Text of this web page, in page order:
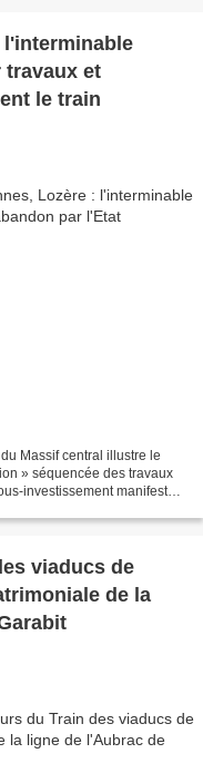
l'interminable
travaux et
le train
Massif central illustre le
» séquencée des travaux
investissement manifeste
viaducs de
de la